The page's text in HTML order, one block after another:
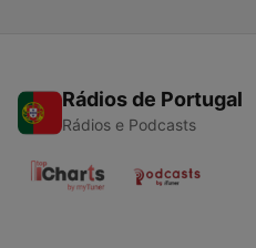
Rádios de Portugal
Rádios e Podcasts